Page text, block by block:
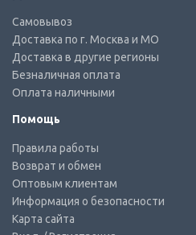
Самовывоз
Доставка по г. Москва и МО
Доставка в другие регионы
Безналичная оплата
Оплата наличными
Помощь
Правила работы
Возврат и обмен
Оптовым клиентам
Информация о безопасности
Карта сайта